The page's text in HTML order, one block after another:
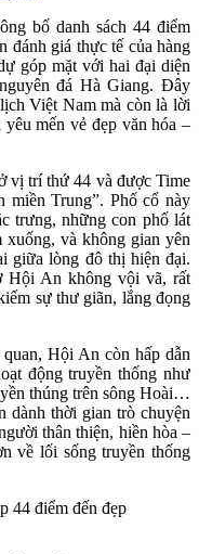
bố danh sách 44 điểm
đánh giá thực tế của hàng
góp mặt với hai đại diện
đá Hà Giang. Đây
Việt Nam mà còn là lời
mến vẻ đẹp văn hóa –
vị trí thứ 44 và được Time
miền Trung”. Phố cổ này
trưng, những con phố lát
và không gian yên
giữa lòng đô thị hiện đại.
Hội An không vội vã, rất
sự thư giãn, lắng đọng
Hội An còn hấp dẫn
động truyền thống như
thúng trên sông Hoài…
dành thời gian trò chuyện
thân thiện, hiền hòa –
về lối sống truyền thống